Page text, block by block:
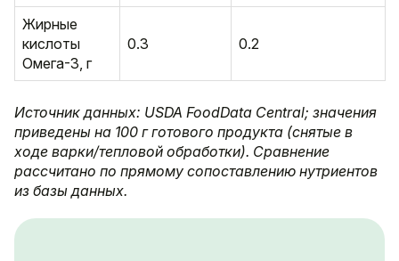
Жирные
кислоты
Омега-3, г
0.3 0.2
Источник данных: USDA FoodData Central; значения
приведены на 100 г готового продукта (снятые в
ходе варки/тепловой обработки). Сравнение
рассчитано по прямому сопоставлению нутриентов
из базы данных.